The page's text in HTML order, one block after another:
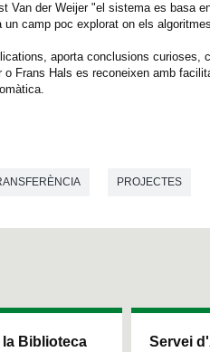
Van der Weijer "el sistema es basa
camp poc explorat on els
aporta conclusions
Frans Hals es reconeixen amb
PROJECTES
la Biblioteca
Servei